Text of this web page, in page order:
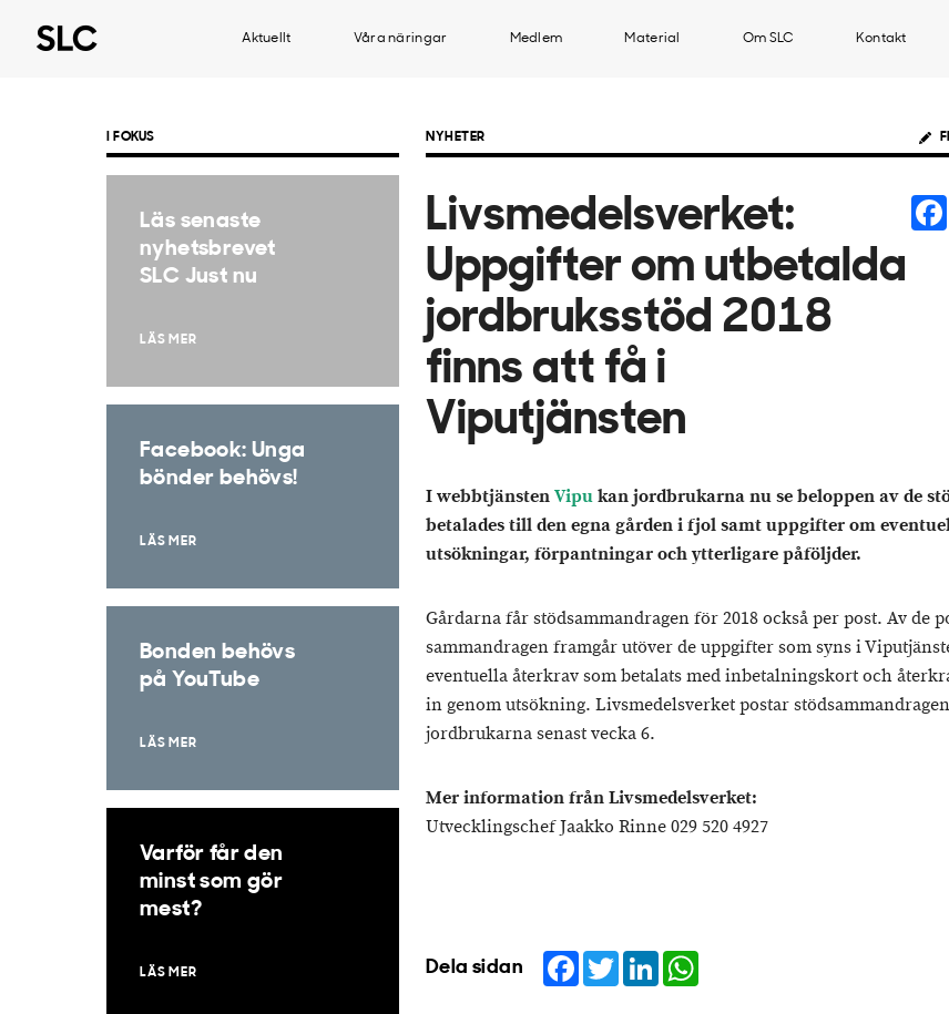
Aktuellt Våra näringar Medlem Material Om SLC Kontakt
NYHETER
Livsmedelsverket:
Uppgifter om utbetalda
jordbruksstöd 2018
finns att få i
Viputjänsten
I webbtjänstenVipukan jordbrukarna nu se beloppen av de
betalades till den egna gården i fjol samt uppgifter om
utsökningar, förpantningar och ytterligare påföljder.
Gårdarna får stödsammandragen för 2018 också per post. Av de
sammandragen framgår utöver de uppgifter som syns i
eventuella återkrav som betalats med inbetalningskort och
in genom utsökning. Livsmedelsverket postar
jordbrukarna senast vecka 6.
Mer information från Livsmedelsverket:
Utvecklingschef Jaakko Rinne 029 520 4927
Dela sidan Facebook
TwitterLinkedIn
I FOKUS
Läs senaste
nyhetsbrevet
SLC Just nu
LÄS MER
Facebook: Unga
bönder behövs!
LÄS MER
Bonden behövs
på YouTube
LÄS MER
Varför får den
minst som gör
mest?
LÄS MER